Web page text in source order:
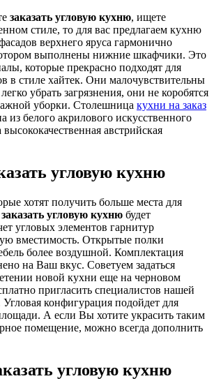
заказать угловую кухню, ищете
стиле, то для вас предлагаем кухню
верхнего яруса гармонично
выполнены нижние шкафчики. Это
которые прекрасно подходят для
в стиле хайтек. Они малочувствительны
убрать загрязнения, они не коробятся
уборки. Столешница кухни на заказ
из белого акрилового искусственного
австрийская
угловую кухню
хотят получить больше места для
заказать угловую кухню будет
угловых элементов гарнитур
вместимость. Открытые полки
более воздушной. Комплектация
на Ваш вкус. Советуем задаться
новой кухни еще на черновом
пригласить специалистов нашей
конфигурация подойдет для
А если Вы хотите украсить таким
помещение, можно всегда дополнить
угловую кухню